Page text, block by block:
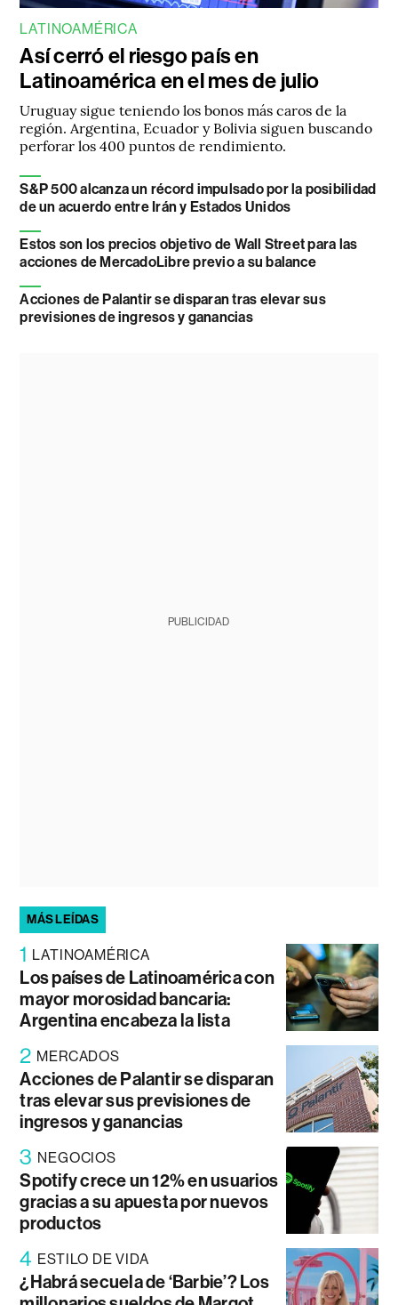
LATINOAMÉRICA
Así cerró el riesgo país en
Latinoamérica en el mes de julio
Uruguay sigue teniendo los bonos más caros de la
región. Argentina, Ecuador y Bolivia siguen buscando
perforar los 400 puntos de rendimiento.
S&P 500 alcanza un récord impulsado por la posibilidad
de un acuerdo entre Irán y Estados Unidos
Estos son los precios objetivo de Wall Street para las
acciones de MercadoLibre previo a su balance
Acciones de Palantir se disparan tras elevar sus
previsiones de ingresos y ganancias
PUBLICIDAD
MÁS LEÍDAS
1 LATINOAMÉRICA
Los países de Latinoamérica con
mayor morosidad bancaria:
Argentina encabeza la lista
2 MERCADOS
Acciones de Palantir se disparan
tras elevar sus previsiones de
ingresos y ganancias
3 NEGOCIOS
Spotify crece un 12% en usuarios
gracias a su apuesta por nuevos
productos
4 ESTILO DE VIDA
¿Habrá secuela de ‘Barbie’? Los